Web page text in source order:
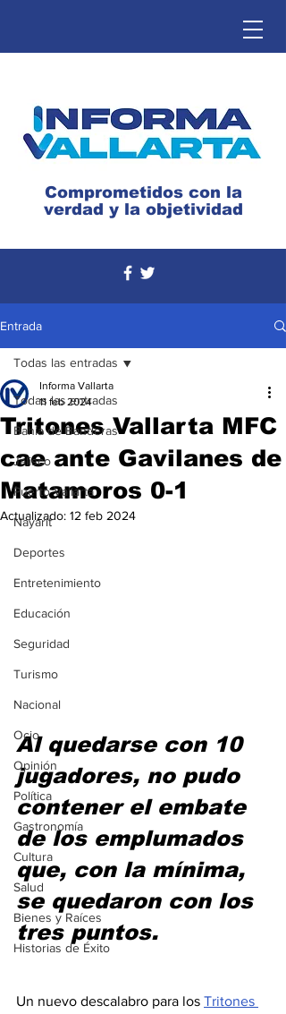
Comprometidos con la
verdad y la objetividad
Entrada
Todas las entradas
Bahía de Banderas
Jalisco
Puerto Vallarta
Nayarit
Deportes
Entretenimiento
Educación
Seguridad
Turismo
Nacional
Ocio
Opinión
Política
Gastronomía
Cultura
Salud
Bienes y Raíces
Historias de Éxito
Todas las entradas
Tritones Vallarta MFC
cae ante Gavilanes de
Matamoros 0-1
Informa Vallarta
11 feb 2024
Actualizado: 12 feb 2024
Al quedarse con 10
jugadores, no pudo
contener el embate
de los emplumados
que, con la mínima,
se quedaron con los
tres puntos.
Un nuevo descalabro para los Tritones